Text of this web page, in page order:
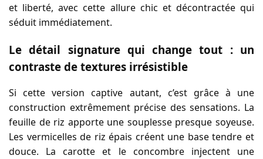
et liberté, avec cette allure chic et décontractée qui
séduit immédiatement.
Le détail signature qui change tout : un
contraste de textures irrésistible
Si cette version captive autant, c’est grâce à une
construction extrêmement précise des sensations. La
feuille de riz apporte une souplesse presque soyeuse.
Les vermicelles de riz épais créent une base tendre et
douce. La carotte et le concombre injectent une